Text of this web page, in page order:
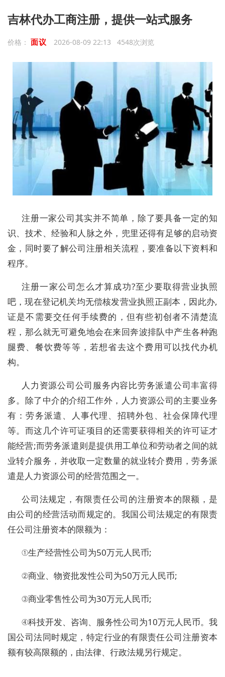
吉林代办工商注册，提供一站式服务
价格： 面议 2026-08-09 22:13 4548次浏览
注册一家公司其实并不简单，除了要具备一定的知
识、技术、经验和人脉之外，兜里还得有足够的启动资
金，同时要了解公司注册相关流程，要准备以下资料和
程序。
注册一家公司怎么才算成功?至少要取得营业执照
吧，现在登记机关均无偿核发营业执照正副本，因此办,
证是不需要交任何手续费的，但有些初创者不清楚流
程，那么就无可避免地会在来回奔波排队中产生各种跑
腿费、餐饮费等等，若想省去这个费用可以找代办机
构。
人力资源公司公司服务内容比劳务派遣公司丰富得
多。除了中介的介绍工作外，人力资源公司的主要业务
有：劳务派遣、人事代理、招聘外包、社会保障代理
等。而这几个许可证项目的还需要获得相关的许可证才
能经营;而劳务派遣则是提供用工单位和劳动者之间的就
业转介服务，并收取一定数量的就业转介费用，劳务派
遣是人力资源公司的经营范围之一。
公司法规定，有限责任公司的注册资本的限额，是
由公司的经营活动而规定的。我国公司法规定的有限责
任公司注册资本的限额为：
①生产经营性公司为50万元人民币;
②商业、物资批发性公司为50万元人民币;
③商业零售性公司为30万元人民币;
④科技开发、咨询、服务性公司为10万元人民币。我
国公司法同时规定，特定行业的有限责任公司注册资本
额有较高限额的，由法律、行政法规另行规定。